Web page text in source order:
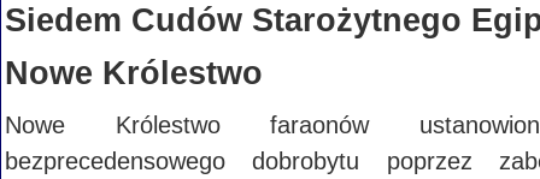
Siedem Cudów Starożytnego
Nowe Królestwo
Nowe Królestwo faraonów
bezprecedensowego dobrobytu poprzez